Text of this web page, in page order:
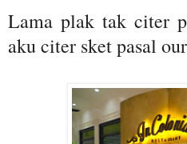
Lama plak tak citer
aku citer sket pasal